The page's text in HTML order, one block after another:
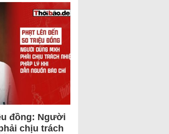
đồng: Người
chịu trách